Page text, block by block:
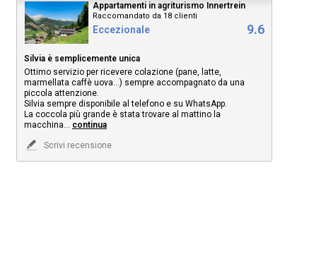
Appartamenti in agriturismo Innertrein
Raccomandato da 18 clienti
Eccezionale 9.6
Silvia è semplicemente unica
Ottimo servizio per ricevere colazione (pane, latte,
marmellata caffè uova…) sempre accompagnato da una
piccola attenzione.
Silvia sempre disponibile al telefono e su WhatsApp.
La coccola più grande è stata trovare al mattino la
macchina... continua
Scrivi recensione